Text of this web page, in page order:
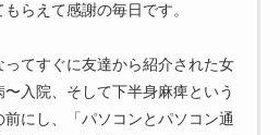
らえて感謝の毎日です。
ってすぐに友達から紹介された女
〜入院、そして下半身麻痺という
前にし、「パソコンとパソコン通